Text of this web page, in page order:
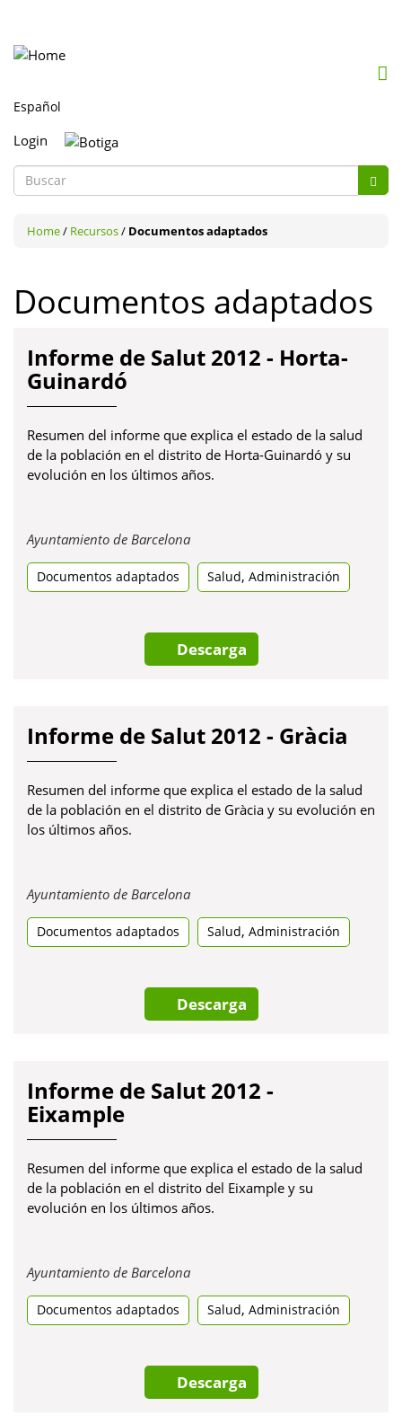
Login
Formulario
búsqueda
Home/ Recursos/ Documentos adaptados
Documentos adaptados
Informe de Salut 2012 - Horta-
Guinardó
Resumen del informe que explica el estado de la salud
de la población en el distrito de Horta-Guinardó y su
evolución en los últimos años.
Ayuntamiento de BarcelonaObre
una
pestanya
Documentos adaptados Salud, Administración
Descarga
Informe de Salut 2012 - Gràcia
Resumen del informe que explica el estado de la salud
de la población en el distrito de Gràcia y su evolución en
los últimos años.
Ayuntamiento de BarcelonaObre
una
pestanya
Documentos adaptados Salud, Administración
Descarga
Informe de Salut 2012 -
Eixample
Resumen del informe que explica el estado de la salud
de la población en el distrito del Eixample y su
evolución en los últimos años.
Ayuntamiento de BarcelonaObre
una
pestanya
Documentos adaptados Salud, Administración
Descarga